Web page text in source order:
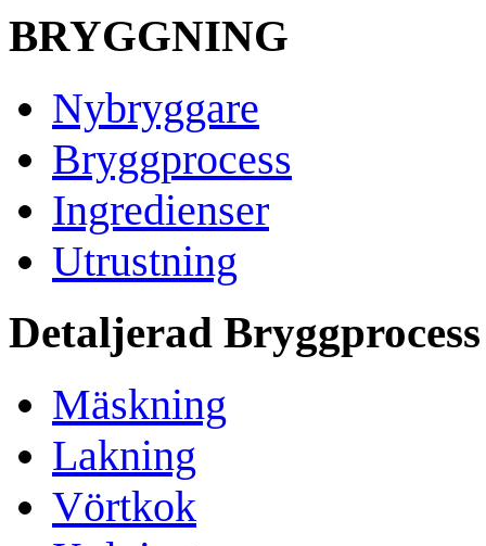
BRYGGNING
Nybryggare
Bryggprocess
Ingredienser
Utrustning
Detaljerad Bryggprocess
Mäskning
Lakning
Vörtkok